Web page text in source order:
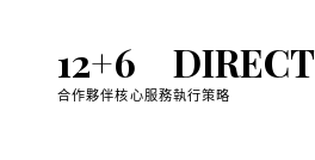
12+
合作夥伴
6
核心服務
DIRECT
執行策略